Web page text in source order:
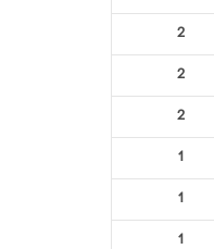
2
2
2
1
1
1